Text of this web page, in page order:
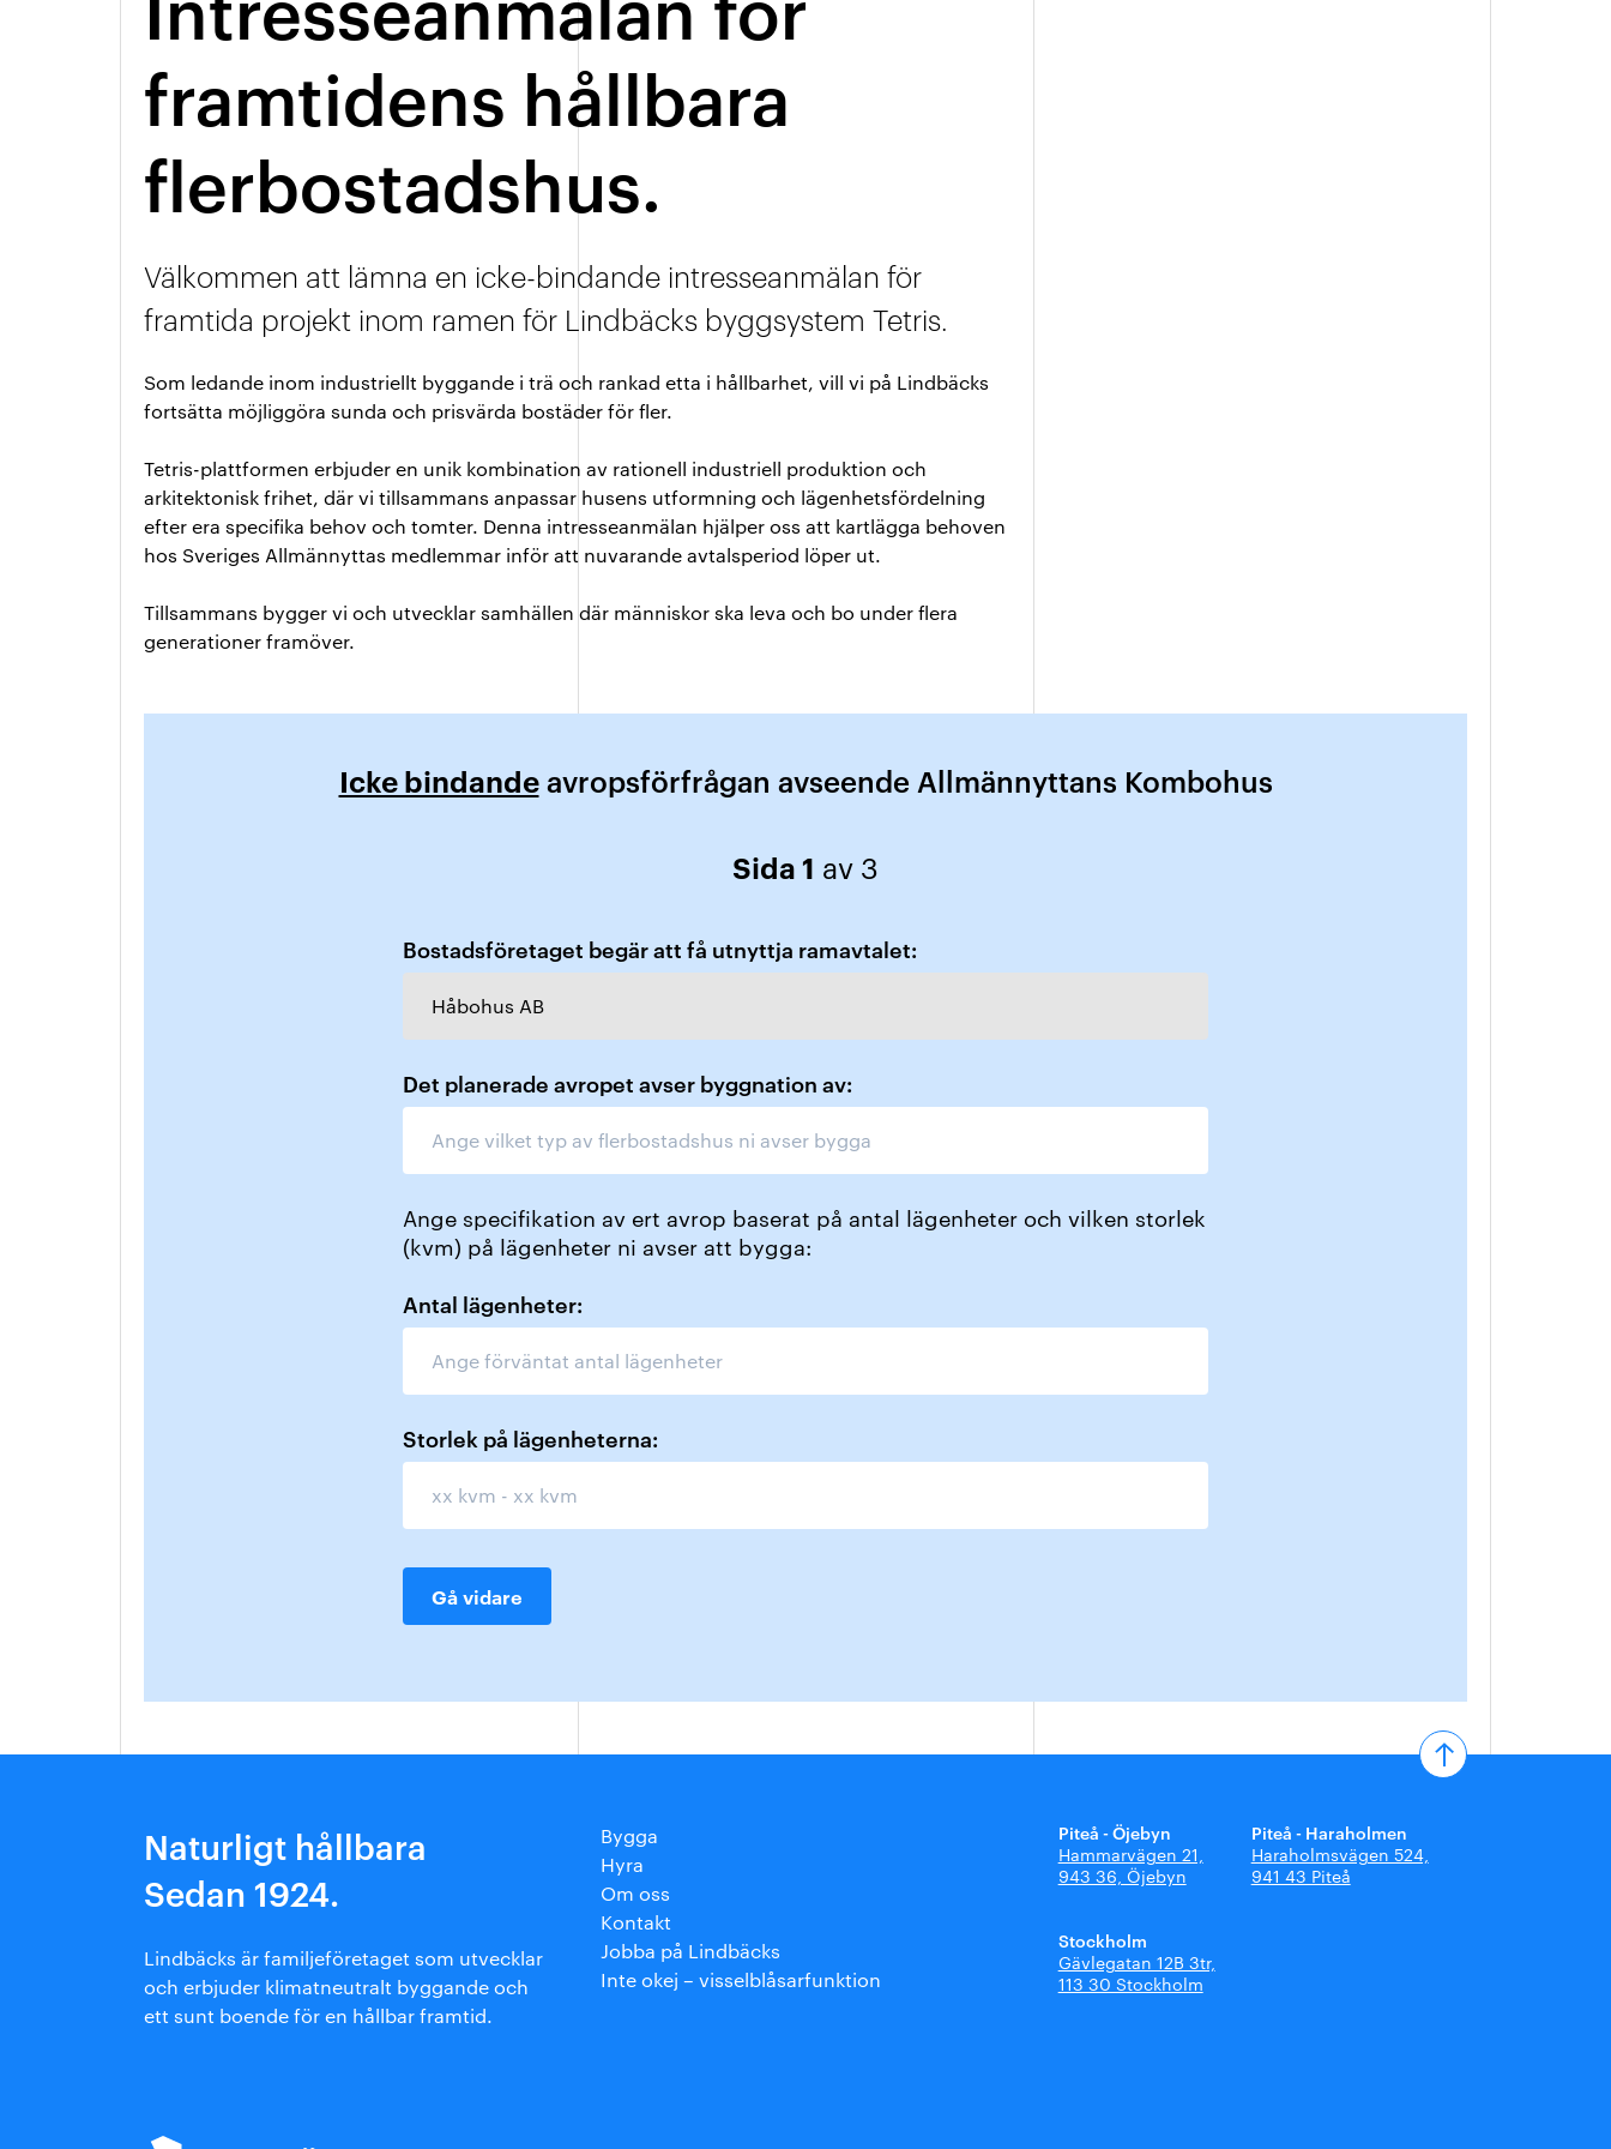
framtidens hållbara
flerbostadshus.
Välkommen att lämna en icke-bindande intresseanmälan för
framtida projekt inom ramen för Lindbäcks byggsystem Tetris.
Som ledande inom industriellt byggande i trä och rankad etta i hållbarhet, vill vi på Lindbäcks
fortsätta möjliggöra sunda och prisvärda bostäder för fler.
Tetris-plattformen erbjuder en unik kombination av rationell industriell produktion och
arkitektonisk frihet, där vi tillsammans anpassar husens utformning och lägenhetsfördelning
efter era specifika behov och tomter. Denna intresseanmälan hjälper oss att kartlägga behoven
hos Sveriges Allmännyttas medlemmar inför att nuvarande avtalsperiod löper ut.
Tillsammans bygger vi och utvecklar samhällen där människor ska leva och bo under flera
generationer framöver.
Icke bindandeavropsförfrågan avseende Allmännyttans Kombohus
Sida 1 av 3
Bostadsföretaget begär att få utnyttja ramavtalet:
Håbohus AB
Det planerade avropet avser byggnation av:
Ange specifikation av ert avrop baserat på antal lägenheter och vilken storlek
(kvm) på lägenheter ni avser att bygga:
Antal lägenheter:
Storlek på lägenheterna:
Gå vidare
Naturligt hållbara
Sedan 1924.
Lindbäcks är familjeföretaget som utvecklar
och erbjuder klimatneutralt byggande och
ett sunt boende för en hållbar framtid.
Bygga
Hyra
Om oss
Kontakt
Jobba på Lindbäcks
Inte okej – visselblåsarfunktion
Piteå - Öjebyn
Hammarvägen 21,
943 36, Öjebyn
Piteå - Haraholmen
Haraholmsvägen 524,
941 43 Piteå
Stockholm
Gävlegatan 12B 3tr,
113 30 Stockholm